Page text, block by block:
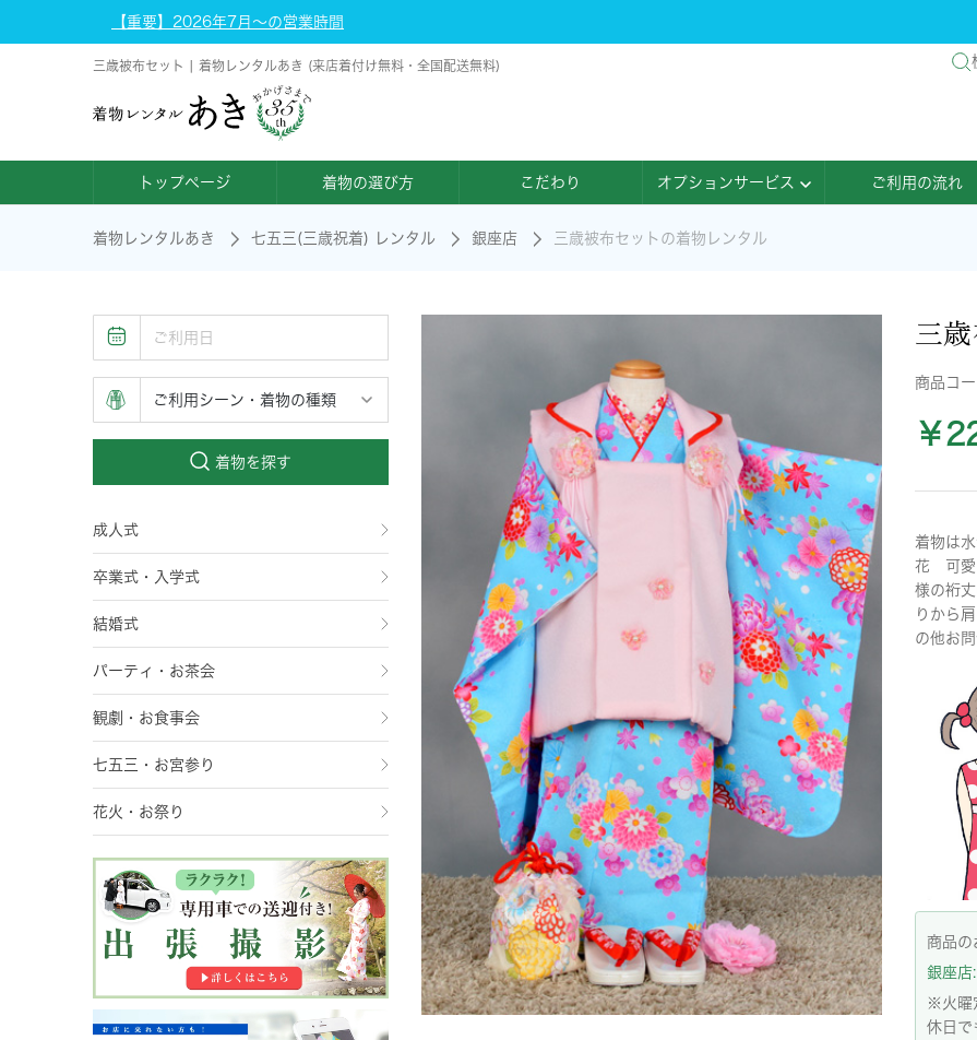
【重要】2026年7月～の営業時間
三歳被布セット | 着物レンタルあき (来店着付け無料・全国配送無料)
トップページ 着物の選び方 こだわり オプションサービス ご利用の流れ
着物レンタルあき 七五三(三歳祝着) レンタル 銀座店 三歳被布セットの着物レンタル
着物を探す
成人式
卒業式・入学式
結婚式
パーティ・お茶会
観劇・お食事会
七五三・お宮参り
花火・お祭り
三
商品コー
￥
着物は
花 可愛
様の裄
りから
の他お
商品の
銀座
※火曜
休日で